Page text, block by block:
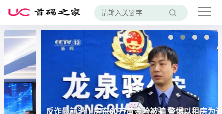
反诈最前沿丨房东60万黄金险被骗 警惕以租房为诱饵的